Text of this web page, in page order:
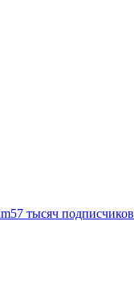
57 тысяч подписчиков